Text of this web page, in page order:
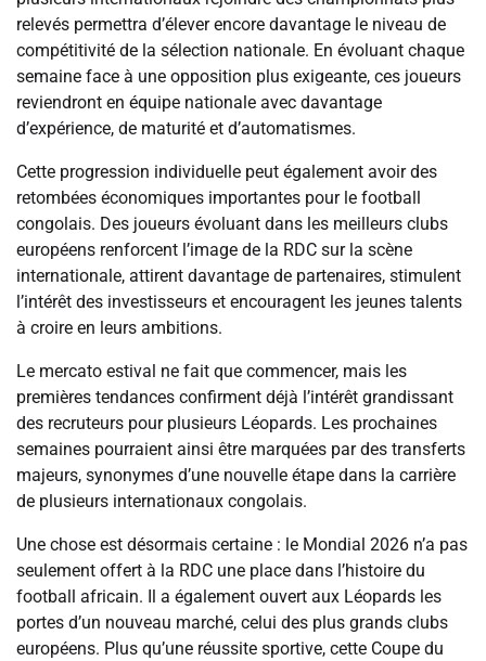
relevés permettra d’élever encore davantage le niveau de
compétitivité de la sélection nationale. En évoluant chaque
semaine face à une opposition plus exigeante, ces joueurs
reviendront en équipe nationale avec davantage
d’expérience, de maturité et d’automatismes.
Cette progression individuelle peut également avoir des
retombées économiques importantes pour le football
congolais. Des joueurs évoluant dans les meilleurs clubs
européens renforcent l’image de la RDC sur la scène
internationale, attirent davantage de partenaires, stimulent
l’intérêt des investisseurs et encouragent les jeunes talents
à croire en leurs ambitions.
Le mercato estival ne fait que commencer, mais les
premières tendances confirment déjà l’intérêt grandissant
des recruteurs pour plusieurs Léopards. Les prochaines
semaines pourraient ainsi être marquées par des transferts
majeurs, synonymes d’une nouvelle étape dans la carrière
de plusieurs internationaux congolais.
Une chose est désormais certaine : le Mondial 2026 n’a pas
seulement offert à la RDC une place dans l’histoire du
football africain. Il a également ouvert aux Léopards les
portes d’un nouveau marché, celui des plus grands clubs
européens. Plus qu’une réussite sportive, cette Coupe du